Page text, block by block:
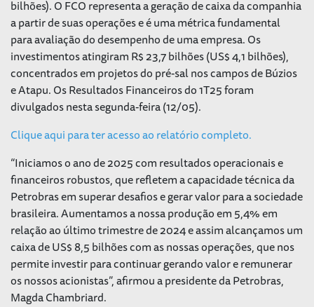
bilhões). O FCO representa a geração de caixa da companhia
a partir de suas operações e é uma métrica fundamental
para avaliação do desempenho de uma empresa. Os
investimentos atingiram R$ 23,7 bilhões (US$ 4,1 bilhões),
concentrados em projetos do pré-sal nos campos de Búzios
e Atapu. Os Resultados Financeiros do 1T25 foram
divulgados nesta segunda-feira (12/05).
Clique aqui para ter acesso ao relatório completo.
“Iniciamos o ano de 2025 com resultados operacionais e
financeiros robustos, que refletem a capacidade técnica da
Petrobras em superar desafios e gerar valor para a sociedade
brasileira. Aumentamos a nossa produção em 5,4% em
relação ao último trimestre de 2024 e assim alcançamos um
caixa de US$ 8,5 bilhões com as nossas operações, que nos
permite investir para continuar gerando valor e remunerar
os nossos acionistas”, afirmou a presidente da Petrobras,
Magda Chambriard.